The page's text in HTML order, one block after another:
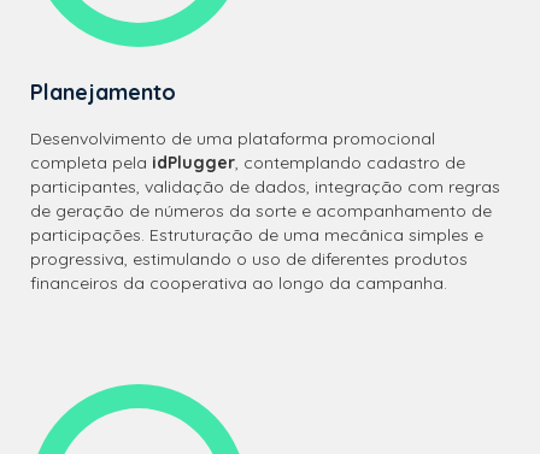
Planejamento
Desenvolvimento de uma plataforma promocional
completa pela idPlugger, contemplando cadastro de
participantes, validação de dados, integração com regras
de geração de números da sorte e acompanhamento de
participações. Estruturação de uma mecânica simples e
progressiva, estimulando o uso de diferentes produtos
financeiros da cooperativa ao longo da campanha.